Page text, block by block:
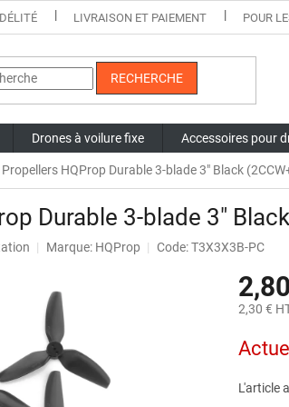
LIVRAISON ET PAIEMENT POUR
RECHERCHE
Drones à voilure fixe Accessoires pour
Propellers HQProp Durable 3-blade 3" Black
Durable 3-blade 3"
Marque: HQProp Code: T3X3X3B-PC
2,30 €
de
mesure:
L'article